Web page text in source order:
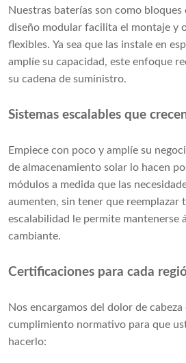
Nuestras baterías son como
diseño modular facilita el montaje y
flexibles. Ya sea que las instale en
amplíe su capacidad, este enfoque
su cadena de suministro.
Sistemas escalables que
Empiece con poco y amplíe su
de almacenamiento solar lo hacen
módulos a medida que las
aumenten, sin tener que reemplazar
escalabilidad le permite mantenerse
cambiante.
Certificaciones para cada
Nos encargamos del dolor de cabeza
cumplimiento normativo para que
hacerlo: